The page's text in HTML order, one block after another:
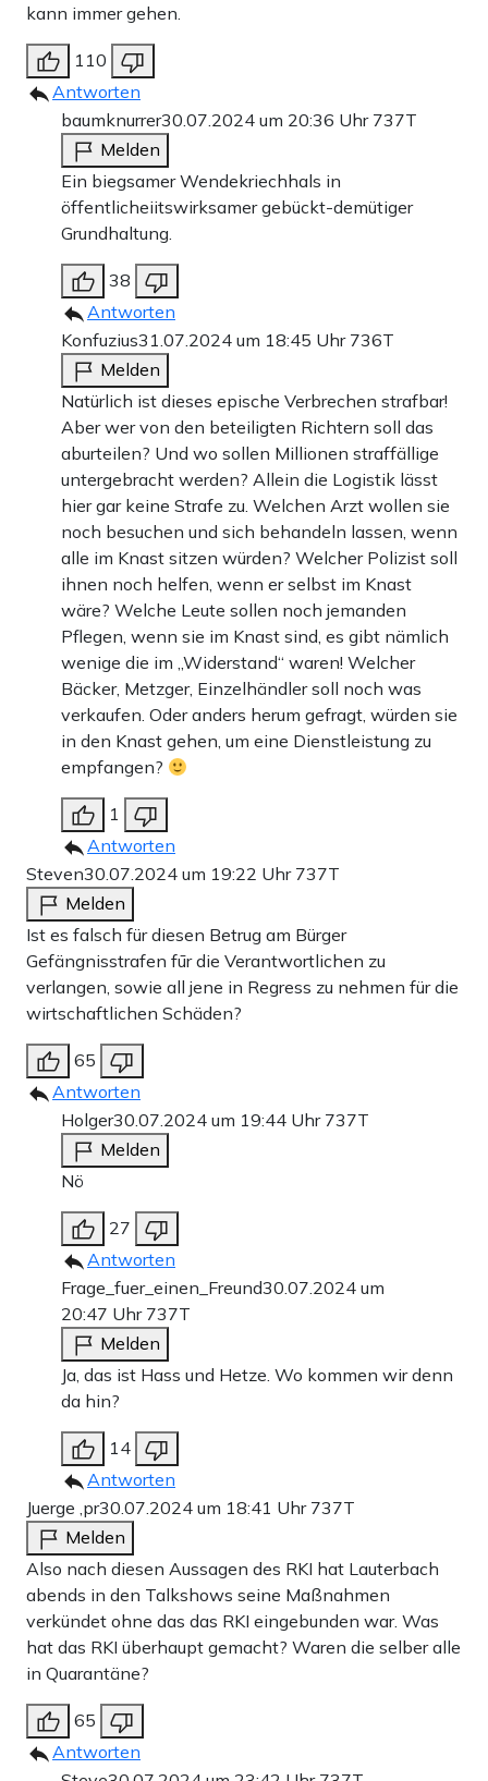
kann immer gehen.
110
Antworten
baumknurrer30.07.2024 um 20:36 Uhr 737T
Melden
Ein biegsamer Wendekriechhals in
öffentlicheiitswirksamer gebückt-demütiger
Grundhaltung.
38
Antworten
Konfuzius31.07.2024 um 18:45 Uhr 736T
Melden
Natürlich ist dieses epische Verbrechen strafbar!
Aber wer von den beteiligten Richtern soll das
aburteilen? Und wo sollen Millionen straffällige
untergebracht werden? Allein die Logistik lässt
hier gar keine Strafe zu. Welchen Arzt wollen sie
noch besuchen und sich behandeln lassen, wenn
alle im Knast sitzen würden? Welcher Polizist soll
ihnen noch helfen, wenn er selbst im Knast
wäre? Welche Leute sollen noch jemanden
Pflegen, wenn sie im Knast sind, es gibt nämlich
wenige die im „Widerstand“ waren! Welcher
Bäcker, Metzger, Einzelhändler soll noch was
verkaufen. Oder anders herum gefragt, würden sie
in den Knast gehen, um eine Dienstleistung zu
empfangen?
1
Antworten
Steven30.07.2024 um 19:22 Uhr 737T
Melden
Ist es falsch für diesen Betrug am Bürger
Gefängnisstrafen fūr die Verantwortlichen zu
verlangen, sowie all jene in Regress zu nehmen für die
wirtschaftlichen Schäden?
65
Antworten
Holger30.07.2024 um 19:44 Uhr 737T
Melden
Nö
27
Antworten
Frage_fuer_einen_Freund30.07.2024 um
20:47 Uhr 737T
Melden
Ja, das ist Hass und Hetze. Wo kommen wir denn
da hin?
14
Antworten
Juerge ,pr30.07.2024 um 18:41 Uhr 737T
Melden
Also nach diesen Aussagen des RKI hat Lauterbach
abends in den Talkshows seine Maßnahmen
verkündet ohne das das RKI eingebunden war. Was
hat das RKI überhaupt gemacht? Waren die selber alle
in Quarantäne?
65
Antworten